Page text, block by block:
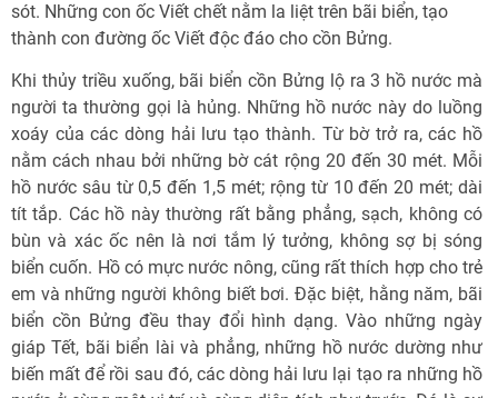
sót. Những con ốc Viết chết nằm la liệt trên bãi biển, tạo
thành con đường ốc Viết độc đáo cho cồn Bửng.
Khi thủy triều xuống, bãi biển cồn Bửng lộ ra 3 hồ nước mà
người ta thường gọi là hủng. Những hồ nước này do luồng
xoáy của các dòng hải lưu tạo thành. Từ bờ trở ra, các hồ
nằm cách nhau bởi những bờ cát rộng 20 đến 30 mét. Mỗi
hồ nước sâu từ 0,5 đến 1,5 mét; rộng từ 10 đến 20 mét; dài
tít tắp. Các hồ này thường rất bằng phẳng, sạch, không có
bùn và xác ốc nên là nơi tắm lý tưởng, không sợ bị sóng
biển cuốn. Hồ có mực nước nông, cũng rất thích hợp cho trẻ
em và những người không biết bơi. Đặc biệt, hằng năm, bãi
biển cồn Bửng đều thay đổi hình dạng. Vào những ngày
giáp Tết, bãi biển lài và phẳng, những hồ nước dường như
biến mất để rồi sau đó, các dòng hải lưu lại tạo ra những hồ